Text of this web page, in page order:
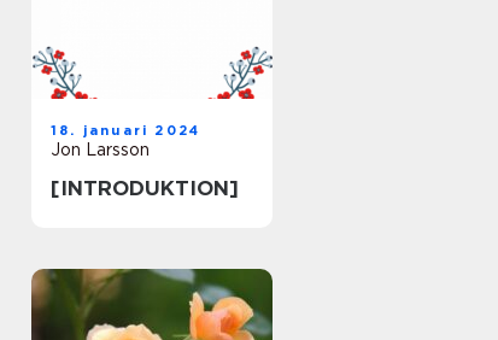
18. januari 2024
Jon Larsson
[INTRODUKTION]